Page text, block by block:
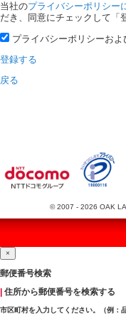
当社のプライバシーポリシー
だき、同意にチェックして「
プライバシーポリシーお
登録する
戻る
© 2007 - 2026 OAK
×
l
o
s
e
郵便番号検索
| 住所から郵便番号を検索する
市区町村を入力してください。（例：